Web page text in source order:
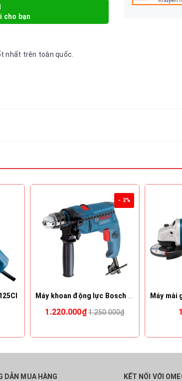
cho bạn
nhất trên toàn quốc.
- 2%
1.220.000₫ 1.250.000₫
DẪN MUA HÀNG KẾT NỐI VỚI